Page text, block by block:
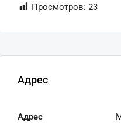
Просмотров: 23
Адрес
Адрес